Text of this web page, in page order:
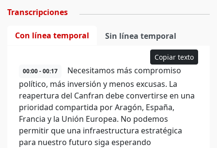
Transcripciones
Con línea temporal Sin línea temporal
Copiar texto
00:00 - 00:17
Necesitamos más compromiso
político, más inversión y menos excusas. La
reapertura del Canfran debe convertirse en una
prioridad compartida por Aragón, España,
Francia y la Unión Europea. No podemos
permitir que una infraestructura estratégica
para nuestro futuro siga esperando